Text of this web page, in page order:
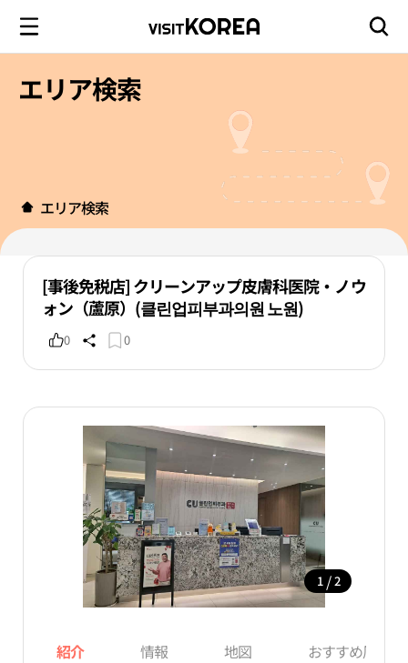
エリア検索
エリア検索
[事後免税店] クリーンアップ皮膚科医院・ノウ
ォン（蘆原）(클린업피부과의원 노원)
0 0
1 / 2
紹介 情報 地図 おすすめ周辺